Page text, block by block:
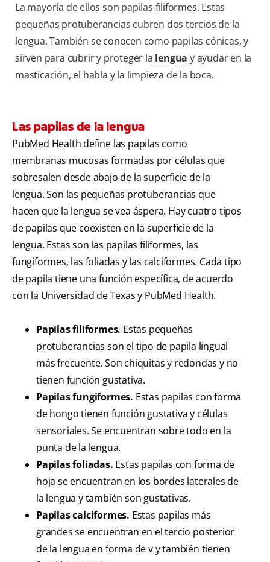
La mayoría de ellos son papilas filiformes. Estas
pequeñas protuberancias cubren dos tercios de la
lengua. También se conocen como papilas cónicas, y
sirven para cubrir y proteger la lengua y ayudar en la
masticación, el habla y la limpieza de la boca.
Las papilas de la lengua
PubMed Health define las papilas como
membranas mucosas formadas por células que
sobresalen desde abajo de la superficie de la
lengua. Son las pequeñas protuberancias que
hacen que la lengua se vea áspera. Hay cuatro tipos
de papilas que coexisten en la superficie de la
lengua. Estas son las papilas filiformes, las
fungiformes, las foliadas y las calciformes. Cada tipo
de papila tiene una función específica, de acuerdo
con la Universidad de Texas y PubMed Health.
Papilas filiformes. Estas pequeñas
protuberancias son el tipo de papila lingual
más frecuente. Son chiquitas y redondas y no
tienen función gustativa.
Papilas fungiformes. Estas papilas con forma
de hongo tienen función gustativa y células
sensoriales. Se encuentran sobre todo en la
punta de la lengua.
Papilas foliadas. Estas papilas con forma de
hoja se encuentran en los bordes laterales de
la lengua y también son gustativas.
Papilas calciformes. Estas papilas más
grandes se encuentran en el tercio posterior
de la lengua en forma de v y también tienen